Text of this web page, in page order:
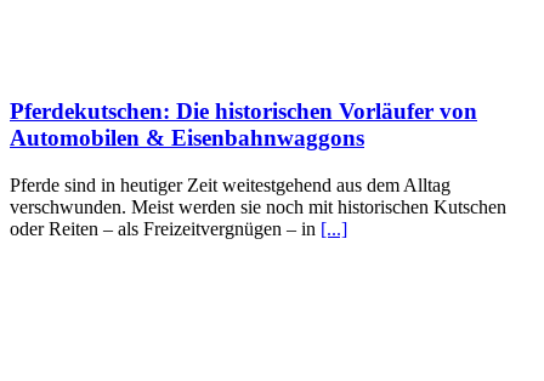
Pferdekutschen: Die historischen Vorläufer von
Automobilen & Eisenbahnwaggons
Pferde sind in heutiger Zeit weitestgehend aus dem Alltag
verschwunden. Meist werden sie noch mit historischen Kutschen
oder Reiten – als Freizeitvergnügen – in [...]